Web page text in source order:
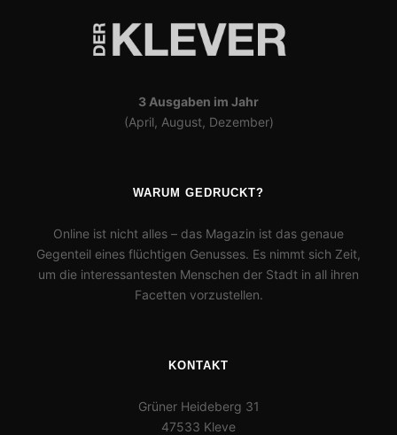
3 Ausgaben im Jahr
(April, August, Dezember)
WARUM GEDRUCKT?
Online ist nicht alles – das Magazin ist das genaue
Gegenteil eines flüchtigen Genusses. Es nimmt sich Zeit,
um die interessantesten Menschen der Stadt in all ihren
Facetten vorzustellen.
KONTAKT
Grüner Heideberg 31
47533 Kleve